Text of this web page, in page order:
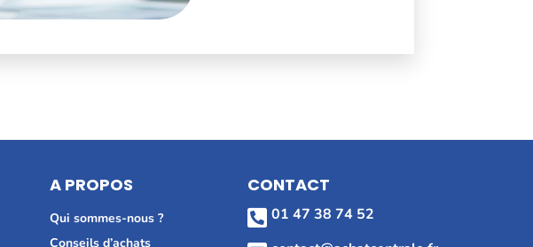
A PROPOS
Qui sommes-nous ?
Conseils d’achats
CONTACT
 01 47 38 74 52